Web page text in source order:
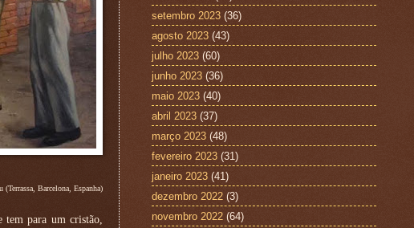
Barcelona, Espanha)
tem para um cristão,
setembro 2023 (36)
agosto 2023 (43)
julho 2023 (60)
junho 2023 (36)
maio 2023 (40)
abril 2023 (37)
março 2023 (48)
fevereiro 2023 (31)
janeiro 2023 (41)
dezembro 2022 (3)
novembro 2022 (64)